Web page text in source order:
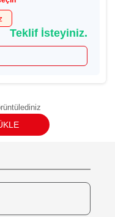
Teklif İsteyiniz.